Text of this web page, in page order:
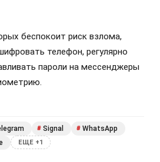
беспокоит риск взлома,
телефон, регулярно
пароли на мессенджеры
# Signal # WhatsApp
ЕЩЕ +1